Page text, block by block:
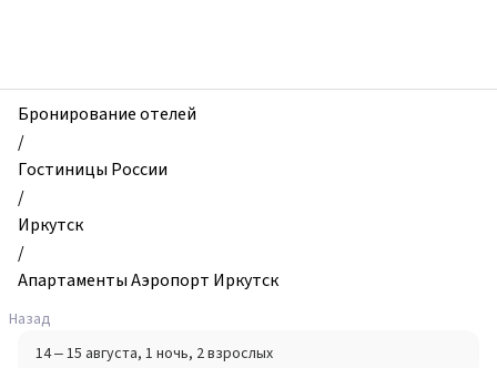
и
квартиры,
Апартаменты
Аэропорт
Иркутск,
Иркутск,
Россия
Бронирование отелей
/
Гостиницы России
/
Иркутск
/
Апартаменты Аэропорт Иркутск
Назад
14 – 15 августа, 1 ночь, 2 взрослых